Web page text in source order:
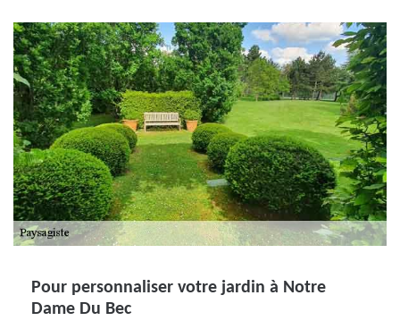
Pour personnaliser votre jardin à Notre
Dame Du Bec